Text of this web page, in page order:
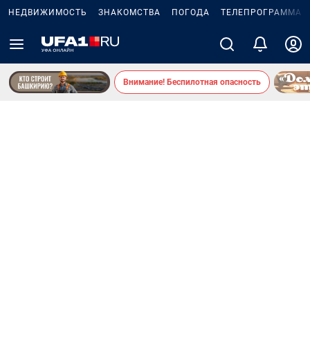
НЕДВИЖИМОСТЬ ЗНАКОМСТВА ПОГОДА ТЕЛЕПРОГРАММА
Внимание! Беспилотная опасность